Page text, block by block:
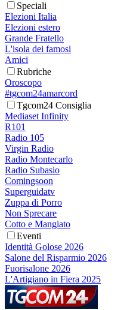
Speciali
Elezioni Italia
Elezioni estero
Grande Fratello
L'isola dei famosi
Amici
Rubriche
Oroscopo
#tgcom24amarcord
Tgcom24 Consiglia
Mediaset Infinity
R101
Radio 105
Virgin Radio
Radio Montecarlo
Radio Subasio
Comingsoon
Superguidatv
Zuppa di Porro
Non Sprecare
Cotto e Mangiato
Eventi
Identità Golose 2026
Salone del Risparmio 2026
Fuorisalone 2026
L'Artigiano in Fiera 2025